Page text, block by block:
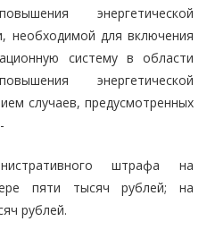
энергетической
необходимой для включения
систему в области
энергетической
случаев, предусмотренных
штрафа на
пяти тысяч рублей; на
рублей.